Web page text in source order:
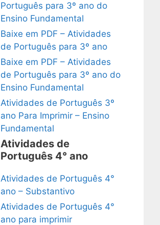
Português para 3º ano do
Ensino Fundamental
Baixe em PDF – Atividades
de Português para 3º ano
Baixe em PDF – Atividades
de Português para 3º ano do
Ensino Fundamental
Atividades de Português 3º
ano Para Imprimir – Ensino
Fundamental
Atividades de
Português 4° ano
Atividades de Português 4°
ano – Substantivo
Atividades de Português 4°
ano para imprimir